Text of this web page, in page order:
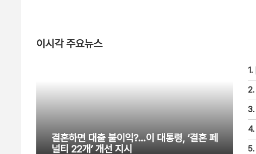
이시각 주요뉴스
결혼하면 대출 불이익?…이 대통령, ‘결혼 페
널티 22개’ 개선 지시
1.
2.
3.
4.
5.